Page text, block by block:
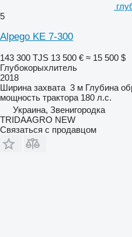
5
Alpego KE 7-300
143 300 TJS 13 500 € ≈ 15 500 $
Глубокорыхлитель
2018
Ширина захвата 3 м Глубина
мощность трактора 180 л.с.
Украина, Звенигородка
TRIDAAGRO NEW
Связаться с продавцом